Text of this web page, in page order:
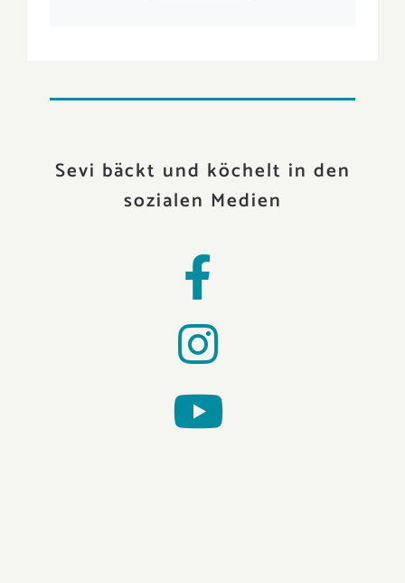
Sevi bäckt und köchelt in den
sozialen Medien